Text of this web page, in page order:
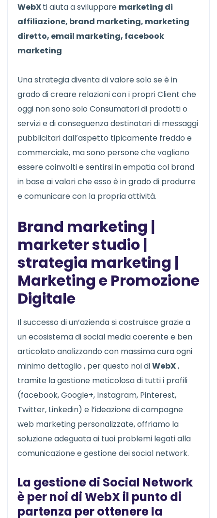
WebXti aiuta a sviluppare marketing di
affiliazione, brand marketing, marketing
diretto, email marketing, facebook
marketing
Una strategia diventa di valore solo se è in
grado di creare relazioni con i propri Client che
oggi non sono solo Consumatori di prodotti o
servizi e di conseguenza destinatari di messaggi
pubblicitari dall’aspetto tipicamente freddo e
commerciale, ma sono persone che vogliono
essere coinvolti e sentirsi in empatia col brand
in base ai valori che esso è in grado di produrre
e comunicare con la propria attività.
Brand marketing |
marketer studio |
strategia marketing |
Marketing e Promozione
Digitale
Il successo di un’azienda si costruisce grazie a
un ecosistema di social media coerente e ben
articolato analizzando con massima cura ogni
minimo dettaglio , per questo noi diWebX,
tramite la gestione meticolosa di tutti i profili
(facebook, Google+, Instagram, Pinterest,
Twitter, Linkedin) e l’ideazione di campagne
web marketing personalizzate, offriamo la
soluzione adeguata ai tuoi problemi legati alla
comunicazione e gestione dei social network.
La gestione di Social Network
è per noi diWebXil punto di
partenza per ottenere la